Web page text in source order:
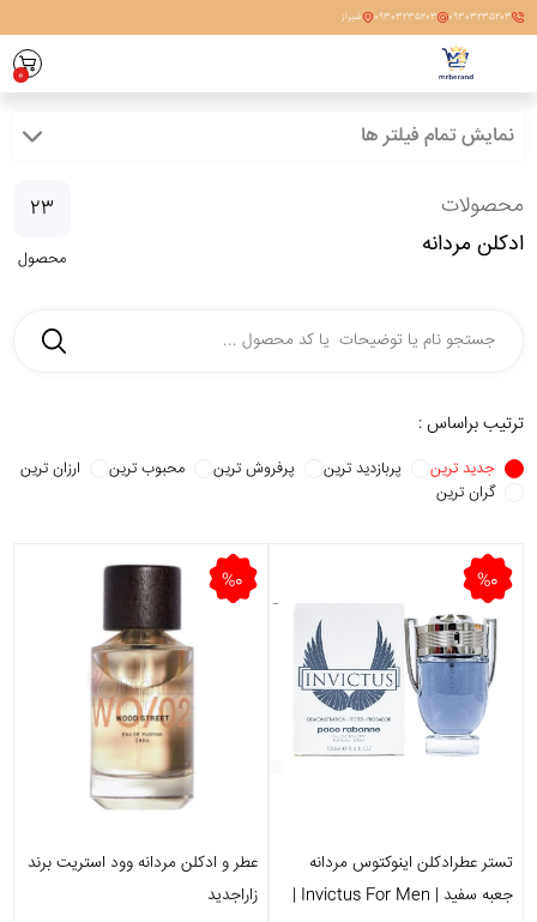
09303235203
09303235203 شیراز
0
نمایش تمام فیلتر ها
محصولات
ادکلن مردانه
23
محصول
ترتیب براساس :
جدید ترین پربازدید ترین پرفروش ترین محبوب ترین
ارزان ترین
گران ترین
تستر عطرادکلن اینوکتوس مردانه
جعبه سفید | Invictus For Men |
%0
عطر و ادکلن مردانه وود استریت برند
زاراجدید
%0